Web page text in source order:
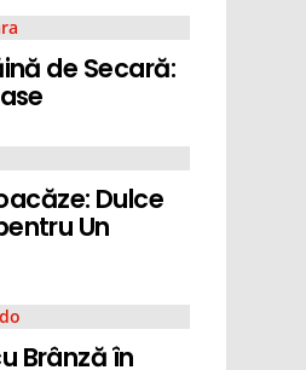
de Secară:
Dulce
Un
Brânză în